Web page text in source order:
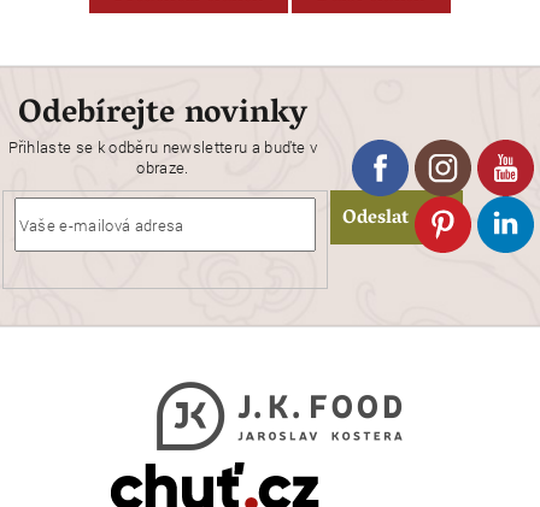
Odebírejte novinky
Přihlaste se k odběru newsletteru a buďte v
obraze.
Odeslat